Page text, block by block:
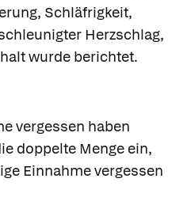
Schläfrigkeit,
Herzschlag,
wurde berichtet.
vergessen haben
doppelte Menge ein,
Einnahme vergessen